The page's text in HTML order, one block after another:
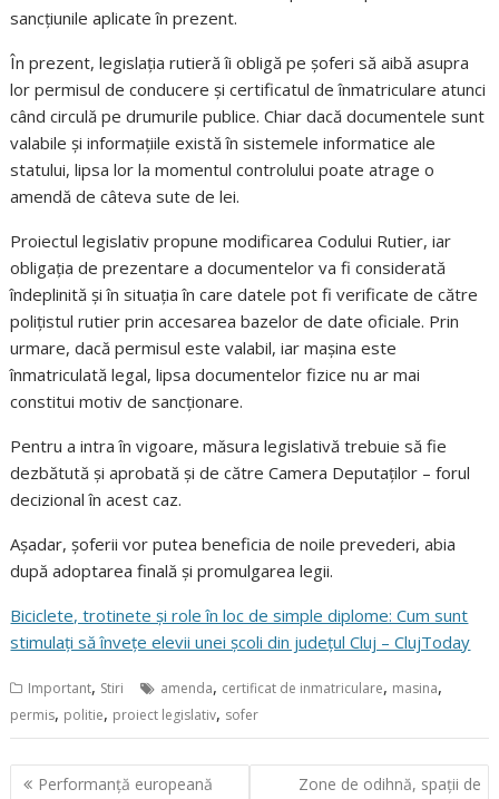
sancțiunile aplicate în prezent.
În prezent, legislația rutieră îi obligă pe șoferi să aibă asupra
lor permisul de conducere și certificatul de înmatriculare atunci
când circulă pe drumurile publice. Chiar dacă documentele sunt
valabile și informațiile există în sistemele informatice ale
statului, lipsa lor la momentul controlului poate atrage o
amendă de câteva sute de lei.
Proiectul legislativ propune modificarea Codului Rutier, iar
obligația de prezentare a documentelor va fi considerată
îndeplinită și în situația în care datele pot fi verificate de către
polițistul rutier prin accesarea bazelor de date oficiale. Prin
urmare, dacă permisul este valabil, iar mașina este
înmatriculată legal, lipsa documentelor fizice nu ar mai
constitui motiv de sancționare.
Pentru a intra în vigoare, măsura legislativă trebuie să fie
dezbătută și aprobată și de către Camera Deputaților – forul
decizional în acest caz.
Așadar, șoferii vor putea beneficia de noile prevederi, abia
după adoptarea finală și promulgarea legii.
Biciclete, trotinete și role în loc de simple diplome: Cum sunt
stimulați să învețe elevii unei școli din județul Cluj – ClujToday
Important, Stiri amenda, certificat de inmatriculare, masina,
permis, politie, proiect legislativ, sofer
Navigare
Performanță europeană
Zone de odihnă, spații de